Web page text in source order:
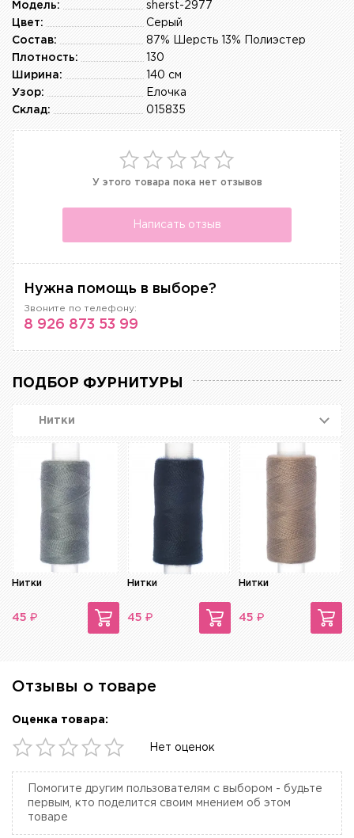
sherst-2977
Модель:
Серый
Цвет:
87% Шерсть 13% Полиэстер
Состав:
130
Плотность:
140 см
Ширина:
Ёлочка
Узор:
015835
Склад:
У этого товара пока нет отзывов
Написать отзыв
Нужна помощь в выборе?
Звоните по телефону:
8 926 873 53 99
ПОДБОР ФУРНИТУРЫ
Нитки
Нитки
45 ₽
Нитки
45 ₽
Нитки
45 ₽
Отзывы о товаре
Оценка товара:
Нет оценок
Помогите другим пользователям с выбором - будьте
первым, кто поделится своим мнением об этом
товаре